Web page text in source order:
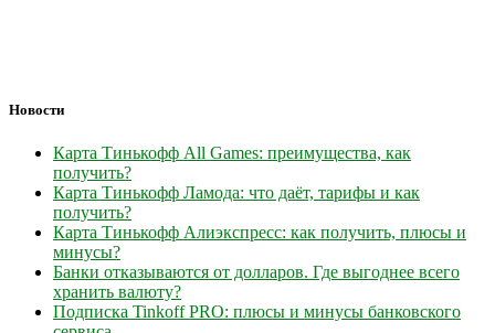
Новости
Карта Тинькофф All Games: преимущества, как
получить?
Карта Тинькофф Ламода: что даёт, тарифы и как
получить?
Карта Тинькофф Алиэкспресс: как получить, плюсы и
минусы?
Банки отказываются от долларов. Где выгоднее всего
хранить валюту?
Подписка Tinkoff PRO: плюсы и минусы банковского